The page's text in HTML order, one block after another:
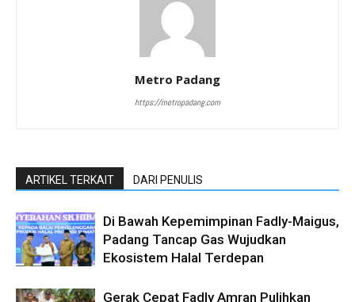
Metro Padang
https://metropadang.com
ARTIKEL TERKAIT DARI PENULIS
Di Bawah Kepemimpinan Fadly-Maigus,
Padang Tancap Gas Wujudkan
Ekosistem Halal Terdepan
Gerak Cepat Fadly Amran Pulihkan